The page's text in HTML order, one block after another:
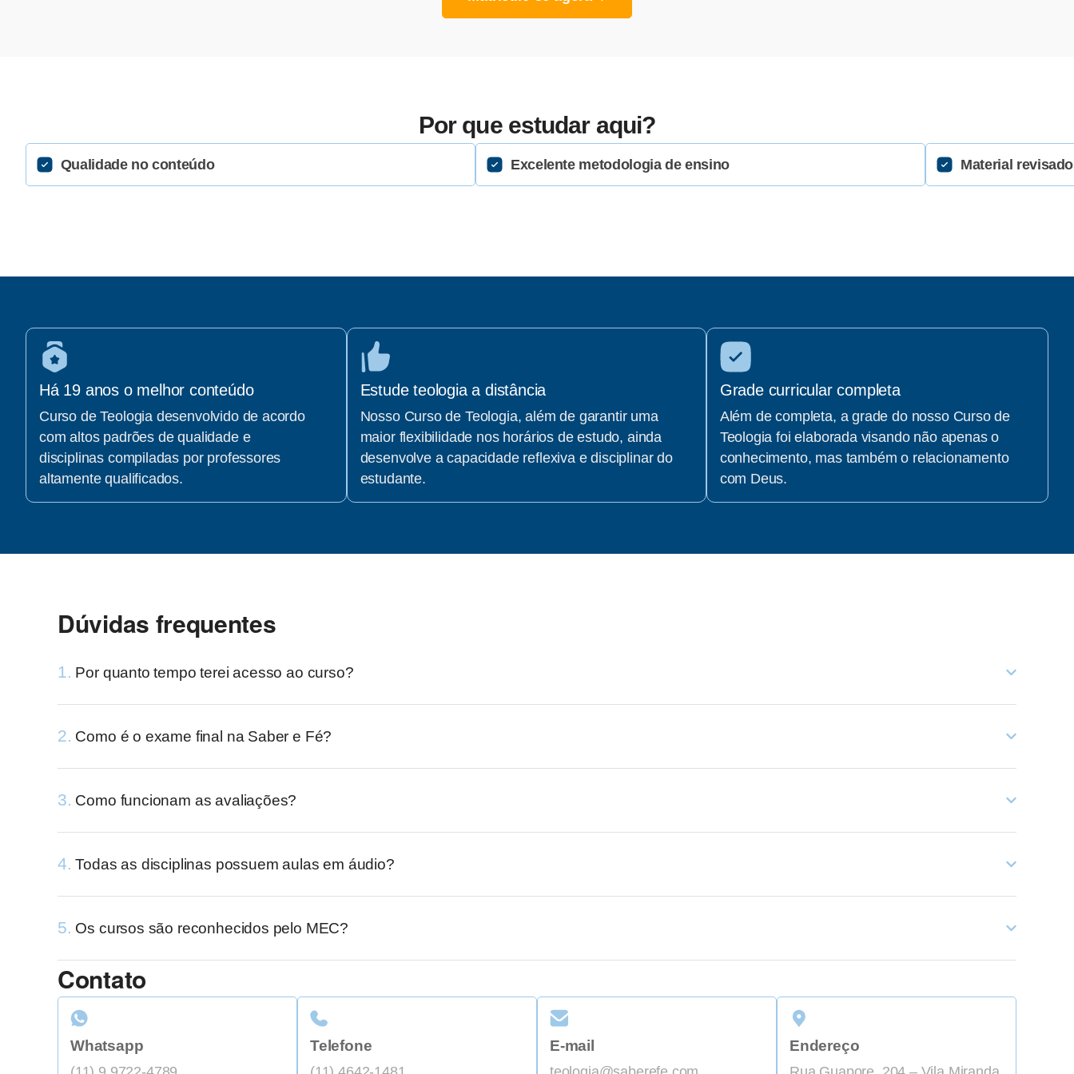
Por que estudar aqui?
Qualidade no conteúdo Excelente metodologia de ensino Material
Há 19 anos o melhor conteúdo
Curso de Teologia desenvolvido de acordo
com altos padrões de qualidade e
disciplinas compiladas por professores
altamente qualificados.
Estude teologia a distância
Nosso Curso de Teologia, além de garantir uma
maior flexibilidade nos horários de estudo, ainda
desenvolve a capacidade reflexiva e disciplinar do
estudante.
Grade curricular completa
Além de completa, a grade do nosso Curso de
Teologia foi elaborada visando não apenas o
conhecimento, mas também o relacionamento
com Deus.
Dúvidas frequentes
1. Por quanto tempo terei acesso ao curso?
2. Como é o exame final na Saber e Fé?
3. Como funcionam as avaliações?
4. Todas as disciplinas possuem aulas em áudio?
5. Os cursos são reconhecidos pelo MEC?
Contato
Whatsapp Telefone E-mail Endereço